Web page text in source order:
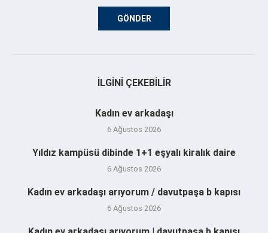
İLGINI ÇEKEBILIR
Kadın ev arkadaşı
6 Ağustos 2026
Yıldız kampüsü dibinde 1+1 eşyalı kiralık daire
6 Ağustos 2026
Kadın ev arkadaşı arıyorum / davutpaşa b kapısı
6 Ağustos 2026